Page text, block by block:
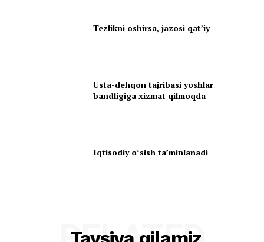
Tezlikni oshirsa, jazosi qatʼiy
Usta-dehqon tajribasi yoshlar
bandligiga xizmat qilmoqda
Iqtisodiy oʻsish taʼminlanadi